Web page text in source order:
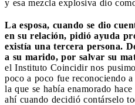
y esa mezcla explosiva dio
La esposa, cuando se dio
en su relación, pidió ayuda
existía una tercera persona.
a su marido, por salvar su
el Instituto Coincidir nos
poco a poco fue reconociendo
la que se había enamorado
ahí cuando decidió contárselo